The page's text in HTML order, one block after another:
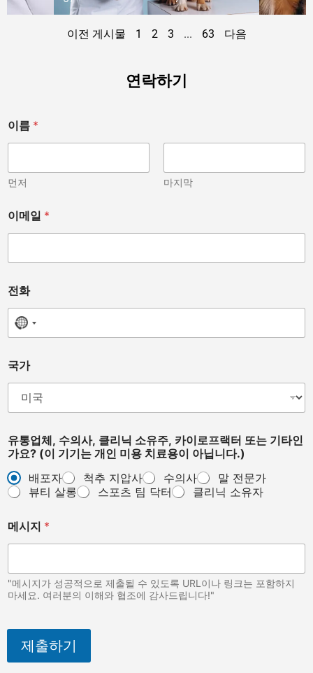
이전 게시물 1 2 3 ... 63 다음
연락하기
이름 *
먼저 마지막
이메일 *
전화
No country selected
r
e
국
국가
유통업체, 수의사, 클리닉 소유주, 카이로프랙터 또는 기타인
가요? (이 기기는 개인 미용 치료용이 아닙니다.)
배포자
척추 지압사 수의사
말 전문가
뷰티 살롱
스포츠 팀 닥터 클리닉 소유자
메시지 *
"메시지가 성공적으로 제출될 수 있도록 URL이나 링크는 포함하지
마세요. 여러분의 이해와 협조에 감사드립니다!"
제출하기